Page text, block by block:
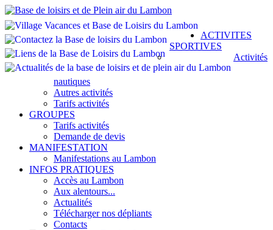
ACTIVITES
SPORTIVES
Activités
nautiques
Autres activités
Tarifs activités
GROUPES
Tarifs activités
Demande de devis
MANIFESTATION
Manifestations au Lambon
INFOS PRATIQUES
Accès au Lambon
Aux alentours...
Actualités
Télécharger nos dépliants
Contacts